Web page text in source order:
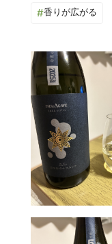
#香りが広がる